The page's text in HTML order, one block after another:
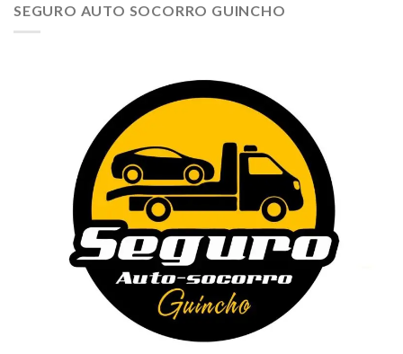
SEGURO AUTO SOCORRO GUINCHO